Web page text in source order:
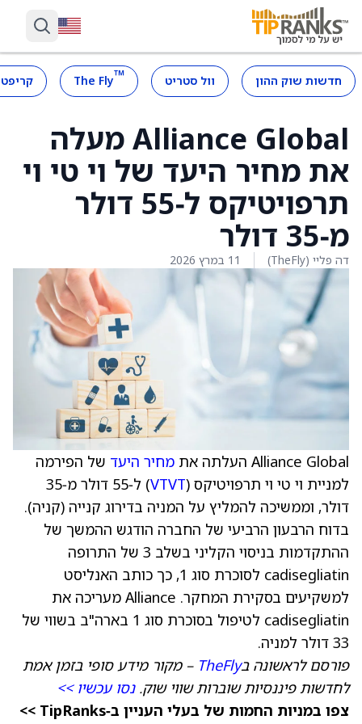
חדשות שוק ההון וול סטריט ™
The Fly
Alliance Global מעלה
את מחיר היעד של וי טי וי
תרפויטיקס ל‑55 דולר
מ‑35 דולר
דה פליי (TheFly) 11 במרץ 2026
Alliance Global העלתה את מחיר היעד של הפירמה
למניית וי טי וי תרפויטיקס (VTVT
) ל‑55 דולר מ‑35
דולר, וממשיכה להמליץ על המניה בדירוג קנייה (קניה).
בדוח הרבעון הרביעי של החברה הודגש ההמשך של
ההתקדמות בניסוי הקליני בשלב 3 של התרופה
cadisegliatin לסוכרת סוג 1, כך כותב האנליסט
למשקיעים בסקירת המחקר. Alliance מעריכה את
cadisegliatin לטיפול בסוכרת סוג 1 בארה"ב בשווי של
33 דולר למניה.
פורסם לראשונה בTheFly – מקור מידע סופי בזמן אמת
לחדשות פיננסיות שוברות שווי שוק.נסו עכשיו >>
צפו במניות החמות של בעלי העניין ב‑TipRanks >>